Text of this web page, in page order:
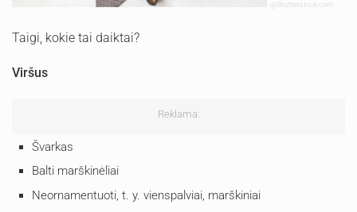
@Shutterstock.com
Taigi, kokie tai daiktai?
Viršus
Reklama:
Švarkas
Balti marškinėliai
Neornamentuoti, t. y. vienspalviai, marškiniai